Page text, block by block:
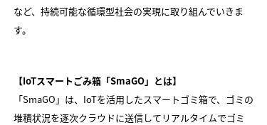
など、持続可能な循環型社会の実現に取り組んでいきま
す。
【IoTスマートごみ箱「SmaGO」とは】
「SmaGO」は、IoTを活用したスマートゴミ箱で、ゴミの
堆積状況を逐次クラウドに送信してリアルタイムでゴミ